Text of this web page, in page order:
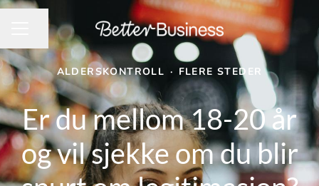
KARRIEREMENY
Del siden
ALDERSKONTROLL · FLERE STEDER
Er du mellom 18-20 år
og vil sjekke om du blir